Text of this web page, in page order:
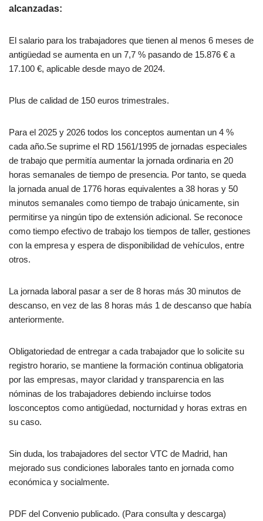
alcanzadas:
El salario para los trabajadores que tienen al menos 6 meses de
antigüedad se aumenta en un 7,7 % pasando de 15.876 € a
17.100 €, aplicable desde mayo de 2024.
Plus de calidad de 150 euros trimestrales.
Para el 2025 y 2026 todos los conceptos aumentan un 4 %
cada año.Se suprime el RD 1561/1995 de jornadas especiales
de trabajo que permitía aumentar la jornada ordinaria en 20
horas semanales de tiempo de presencia. Por tanto, se queda
la jornada anual de 1776 horas equivalentes a 38 horas y 50
minutos semanales como tiempo de trabajo únicamente, sin
permitirse ya ningún tipo de extensión adicional. Se reconoce
como tiempo efectivo de trabajo los tiempos de taller, gestiones
con la empresa y espera de disponibilidad de vehículos, entre
otros.
La jornada laboral pasar a ser de 8 horas más 30 minutos de
descanso, en vez de las 8 horas más 1 de descanso que había
anteriormente.
Obligatoriedad de entregar a cada trabajador que lo solicite su
registro horario, se mantiene la formación continua obligatoria
por las empresas, mayor claridad y transparencia en las
nóminas de los trabajadores debiendo incluirse todos
losconceptos como antigüedad, nocturnidad y horas extras en
su caso.
Sin duda, los trabajadores del sector VTC de Madrid, han
mejorado sus condiciones laborales tanto en jornada como
económica y socialmente.
PDF del Convenio publicado. (Para consulta y descarga)